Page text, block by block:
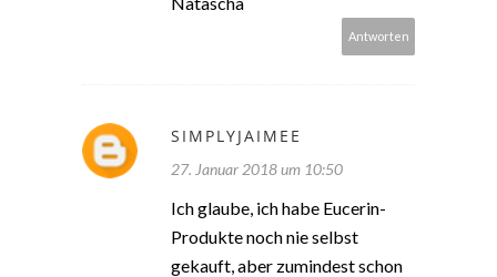
Antworten
SIMPLYJAIMEE
27. Januar 2018 um 10:50
Ich glaube, ich habe Eucerin-
Produkte noch nie selbst
gekauft, aber zumindest schon